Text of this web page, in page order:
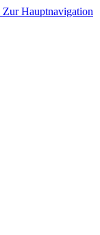
Zur Hauptnavigation